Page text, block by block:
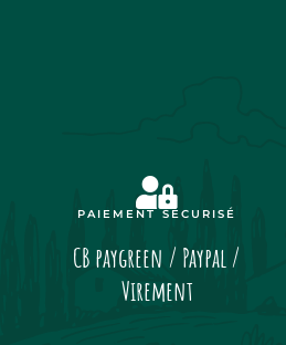
PAIEMENT SÉCURISÉ
CB paygreen / Paypal /
Virement